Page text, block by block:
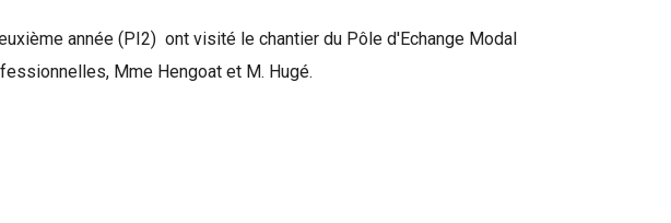
année (PI2) ont visité le chantier du Pôle d'Echange Modal
Mme Hengoat et M. Hugé.